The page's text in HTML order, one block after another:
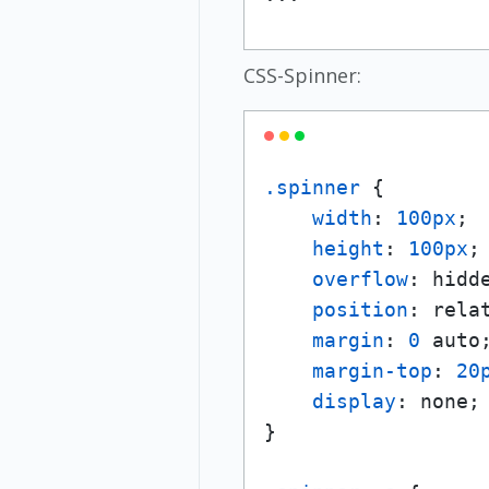
CSS-Spinner:
.spinner {
width : 100px ;
height : 100px ;
overflow:
position :
margin : 0 auto;
margin-top :
display : none;
}